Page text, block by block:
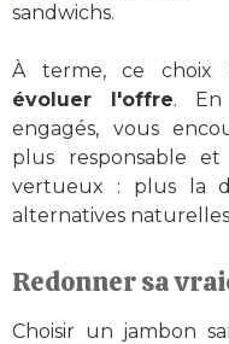
sandwichs.
À terme, ce choix
évoluer l'offre. En
engagés, vous
plus responsable
vertueux : plus la
alternatives
Redonner sa
Choisir un jambon